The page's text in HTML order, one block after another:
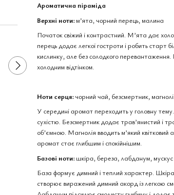
Masque Milano Russian Tea
edp, Італія, 1 мл
Masque Milano Terralba
Італія, 3 мл
363 грн
454 грн 483 грн Купити
Ароматична піраміда
Верхні ноти: м’ята, чорний перець, малина
Початок свіжий і контрастний. М’ята дає
перець додає легкої гостроти і робить
кислинку, але без солодкого
холодним відтінком.
Ноти серця: чорний чай, безсмертник,
У середині аромат переходить у головну
сухістю. Безсмертник додає трав’янистий і
об’ємною. Магнолія вводить м’який квітковий
аромат стає глибшим і спокійнішим.
Базові ноти: шкіра, береза, лабданум, мускус
База формує димний і теплий характер.
створює виражений димний акорд із легкою